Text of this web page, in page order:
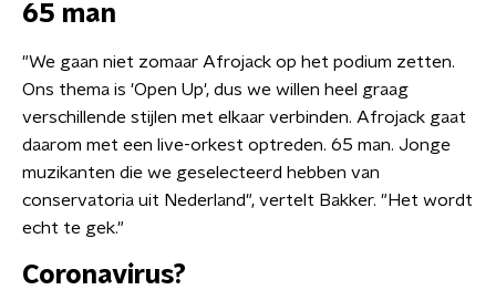
65 man
"We gaan niet zomaar Afrojack op het podium zetten.
Ons thema is 'Open Up', dus we willen heel graag
verschillende stijlen met elkaar verbinden. Afrojack gaat
daarom met een live-orkest optreden. 65 man. Jonge
muzikanten die we geselecteerd hebben van
conservatoria uit Nederland", vertelt Bakker. "Het wordt
echt te gek."
Coronavirus?